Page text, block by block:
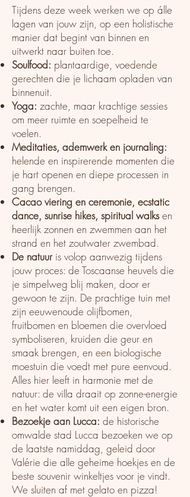
Tijdens deze week werken we op álle
lagen van jouw zijn, op een holistische
manier dat begint van binnen en
uitwerkt naar buiten toe.
Soulfood: plantaardige, voedende
gerechten die je lichaam opladen van
binnenuit.
Yoga: zachte, maar krachtige sessies
om meer ruimte en soepelheid te
voelen.
Meditaties, ademwerk en journaling:
helende en inspirerende momenten die
je hart openen en diepe processen in
gang brengen.
Cacao viering en ceremonie, ecstatic
dance, sunrise hikes, spiritual walksen
heerlijk zonnen en zwemmen aan het
strand en het zoutwater zwembad.
De natuuris volop aanwezig tijdens
jouw proces: de Toscaanse heuvels die
je simpelweg blij maken, door er
gewoon te zijn. De prachtige tuin met
zijn eeuwenoude olijfbomen,
fruitbomen en bloemen die overvloed
symboliseren, kruiden die geur en
smaak brengen, en een biologische
moestuin die voedt met pure eenvoud.
Alles hier leeft in harmonie met de
natuur: de villa draait op zonne-energie
en het water komt uit een eigen bron.
Bezoekje aan Lucca: de historische
omwalde stad Lucca bezoeken we op
de laatste namiddag, geleid door
Valérie die alle geheime hoekjes en de
beste souvenir winkeltjes voor je vindt.
We sluiten af met gelato en pizza!